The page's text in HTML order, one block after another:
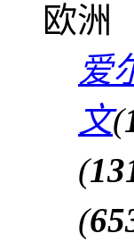
欧洲
爱
文(
(
(